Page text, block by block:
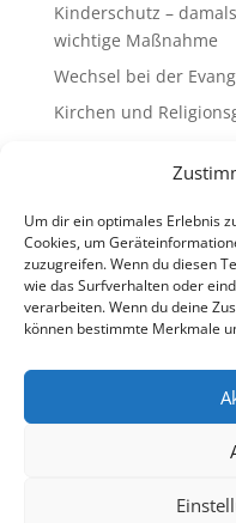
Um dir ein optimales Erlebnis
Cookies, um
zuzugreifen. Wenn du diesen
wie das Surfverhalten oder
verarbeiten. Wenn du deine
können bestimmte Merkmale
Kinderschutz –
wichtige Maßnahme
Wechsel bei der
Kirchen und
Schulen &
„Brennen für das
ist bald am Ziel
Neueste
Impressum